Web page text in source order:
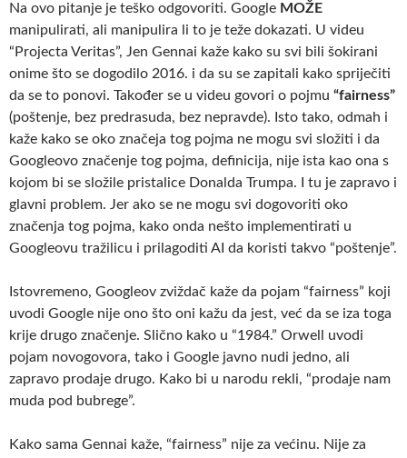
Na ovo pitanje je teško odgovoriti. Google MOŽE
manipulirati, ali manipulira li to je teže dokazati. U videu
“Projecta Veritas”, Jen Gennai kaže kako su svi bili šokirani
onime što se dogodilo 2016. i da su se zapitali kako spriječiti
da se to ponovi. Također se u videu govori o pojmu “fairness”
(poštenje, bez predrasuda, bez nepravde). Isto tako, odmah i
kaže kako se oko značeja tog pojma ne mogu svi složiti i da
Googleovo značenje tog pojma, definicija, nije ista kao ona s
kojom bi se složile pristalice Donalda Trumpa. I tu je zapravo i
glavni problem. Jer ako se ne mogu svi dogovoriti oko
značenja tog pojma, kako onda nešto implementirati u
Googleovu tražilicu i prilagoditi AI da koristi takvo “poštenje”.
Istovremeno, Googleov zviždač kaže da pojam “fairness” koji
uvodi Google nije ono što oni kažu da jest, već da se iza toga
krije drugo značenje. Slično kako u “1984.” Orwell uvodi
pojam novogovora, tako i Google javno nudi jedno, ali
zapravo prodaje drugo. Kako bi u narodu rekli, “prodaje nam
muda pod bubrege”.
Kako sama Gennai kaže, “fairness” nije za većinu. Nije za